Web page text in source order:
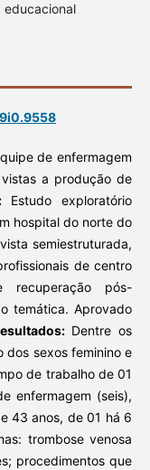
educacional
de enfermagem
a produção de
Estudo exploratório
hospital do norte do
semiestruturada,
de centro
recuperação pós-
temática. Aprovado
Dentre os
dos sexos feminino e
de trabalho de 01
enfermagem (seis),
43 anos, de 01 há 6
trombose venosa
procedimentos que